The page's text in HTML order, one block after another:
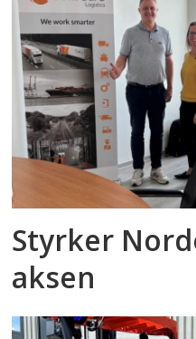
Styrker
aksen